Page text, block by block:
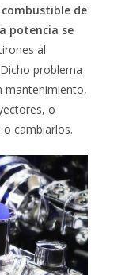
de
potencia se
al
problema
mantenimiento,
o
o cambiarlos.